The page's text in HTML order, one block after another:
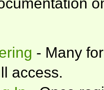
- Many
access.